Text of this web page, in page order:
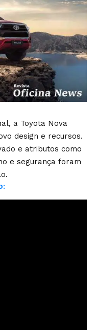
a Toyota Nova
design e recursos.
e atributos como
e segurança foram